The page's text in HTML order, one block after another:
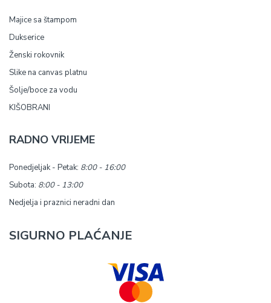
Majice sa štampom
Dukserice
Ženski rokovnik
Slike na canvas platnu
Šolje/boce za vodu
KIŠOBRANI
RADNO VRIJEME
Ponedjeljak - Petak: 8:00 - 16:00
Subota: 8:00 - 13:00
Nedjelja i praznici neradni dan
SIGURNO PLAĆANJE